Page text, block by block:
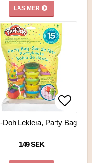
LÄS MER
i favoritlistan
i favoritlistan
Lägg
Lägg
Doh Leklera, Party Bag
149 SEK